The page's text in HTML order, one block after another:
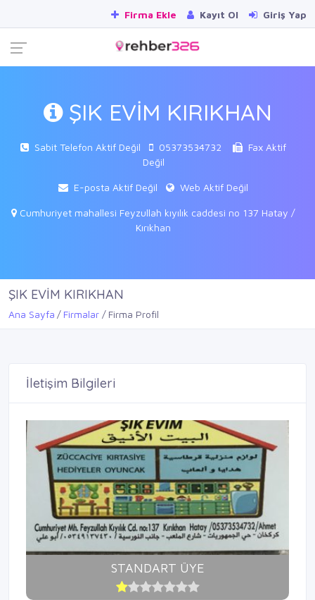
Firma Ekle Kayıt Ol Giriş Yap
ŞIK EVİM KIRIKHAN
Sabit Telefon Aktif Değil 05373534732
Fax Aktif
Değil
E-posta Aktif Değil Web Aktif Değil
Cumhuriyet mahallesi Feyzullah kıyılık caddesi no 137 Hatay /
Kırıkhan
ŞIK EVİM KIRIKHAN
Ana Sayfa Firmalar Firma Profil
İletişim Bilgileri
STANDART ÜYE